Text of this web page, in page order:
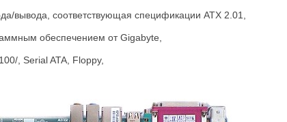
вывода, соответствующая спецификации ATX 2.01,
обеспечением от Gigabyte,
, Serial ATA, Floppy,